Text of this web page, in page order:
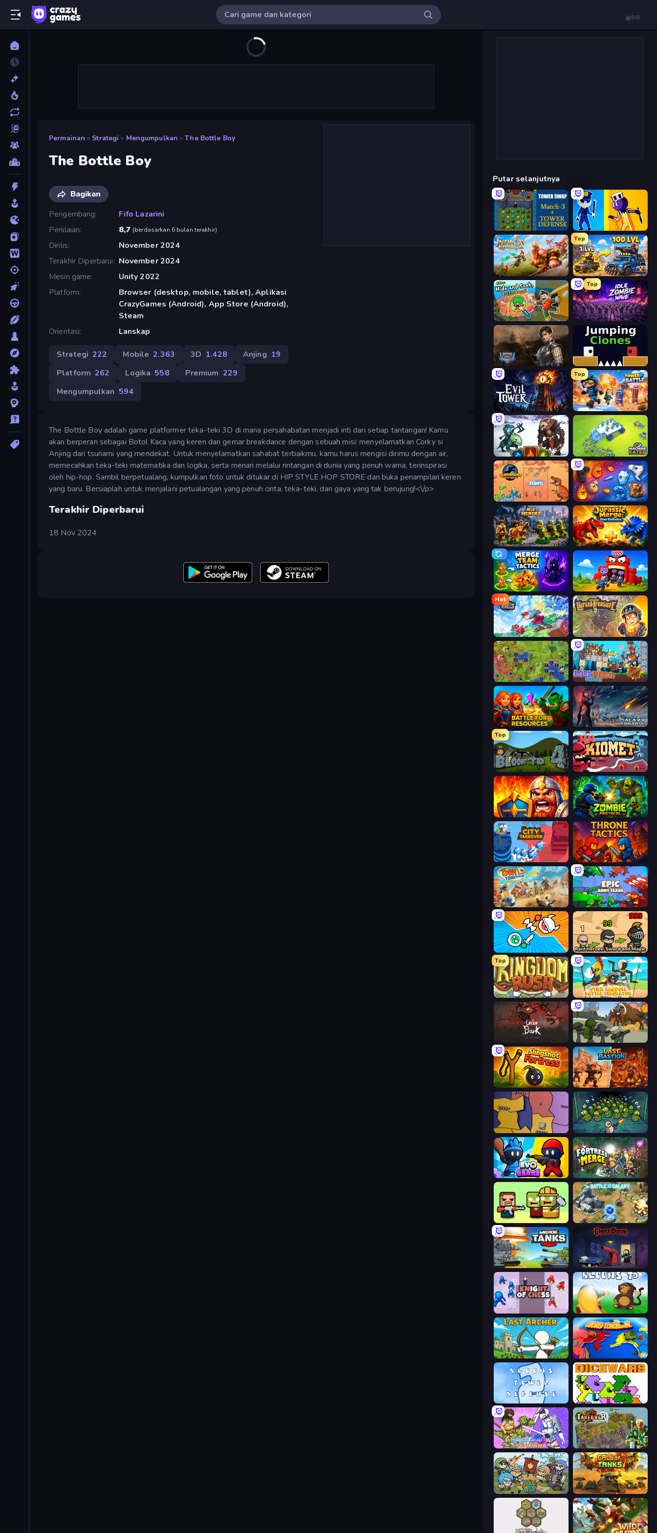
Permainan » Strategi » Mengumpulkan » The Bottle Boy
The Bottle Boy
Bagikan
Pengembang
Fifo Lazarini
Penilaian
8,7 (berdasarkan 6 bulan terakhir)
Dirilis
November 2024
Terakhir Diperbarui
November 2024
Mesin game
Unity 2022
Platform
Browser (desktop, mobile, tablet), Aplikasi
CrazyGames (Android), App Store (Android),
Steam
Orientasi
Lanskap
Strategi 222 Mobile 2.363 3D 1.428 Anjing 19
Platform 262 Logika 558 Premium 229
Mengumpulkan 594
The Bottle Boy adalah game platformer teka-teki 3D di mana persahabatan menjadi inti dari setiap tantangan! Kamu
akan berperan sebagai Botol Kaca yang keren dan gemar breakdance dengan sebuah misi: menyelamatkan Corky si
Anjing dari tsunami yang mendekat. Untuk menyelamatkan sahabat terbaikmu, kamu harus mengisi dirimu dengan air,
memecahkan teka-teki matematika dan logika, serta menari melalui rintangan di dunia yang penuh warna, terinspirasi
oleh hip-hop. Sambil berpetualang, kumpulkan foto untuk ditukar di HIP STYLE HOP STORE dan buka penampilan keren
yang baru. Bersiaplah untuk menjalani petualangan yang penuh cinta, teka-teki, dan gaya yang tak berujung!<\/p>
Terakhir Diperbarui
18 Nov 2024
Putar selanjutnya
Tower Swap
Infinity Kingdom
Top
AOD - Art Of Defense
Obby: Hide and Seek, Battle Royale
Top
Idle Zombie Wave: Survivors
Battle Arena Jumping Clones
Evil Tower
Top
Tower Battle
Dark Stones: Card Battle RPG Machine Eater
Dinosaurs Merge Master Elemental Merge
Age of Heroes Jurassic Merge: Dino Evolution
Merge Team Tactics TimeWarriors
Hot
Kingdom of Pixels Cursed Treasure 2
Hex Empire Bobr Turbo: Craft Cars
Battle for Resources Galaxy Control: 3D Strategy
Top
Bloons Tower Defense 4 Kiomet
WarLink: Crown & Clash Zombie Protocol
City Takeover Throne Tactics
Day D Tower Rush Epic Army Clash
Merge Knights! Raid Heroes: Sword and Magic
Top
Kingdom Rush Stick Ragdoll Battle Simulator
UnderDark: Defense Stickman History Battle
Slingshot Fortress Last Bastion
Compact Conflict Base Defence
Evo Gears Fortress Merge
Zombie Horde: Build & Survive Battle for the Galaxy
Merge Master Tanks: Tank Wars Ghost Dorm
Knight of Chess Bloons Tower Defense
Last Archer World Conqueror
Dice Wars
Human Leap: Evolution Takeover
Raid Heroes: Total War Call of Tanks